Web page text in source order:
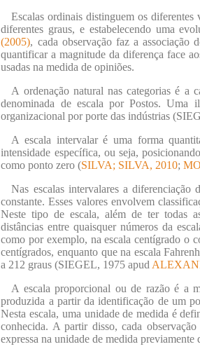
Escalas ordinais distinguem os
diferentes graus, e estabelecendo uma
(2005), cada observação faz a associação
quantificar a magnitude da diferença face
usadas na medida de opiniões.
A ordenação natural nas categorias é a
denominada de escala por Postos. Uma
organizacional por porte das indústrias
A escala intervalar é uma forma
intensidade específica, ou seja,
como ponto zero (SILVA; SILVA, 2010;
Nas escalas intervalares a
constante. Esses valores envolvem
Neste tipo de escala, além de ter todas
distâncias entre quaisquer números da
como por exemplo, na escala centígrado o
centígrados, enquanto que na escala
a 212 graus (SIEGEL, 1975 apud
A escala proporcional ou de razão é a
produzida a partir da identificação de um
Nesta escala, uma unidade de medida é
conhecida. A partir disso, cada
expressa na unidade de medida previamente